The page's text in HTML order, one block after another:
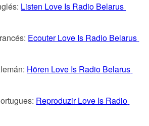
Listen Love Is Radio Belarus
Ecouter Love Is Radio Belarus
Hören Love Is Radio Belarus
Reproduzir Love Is Radio